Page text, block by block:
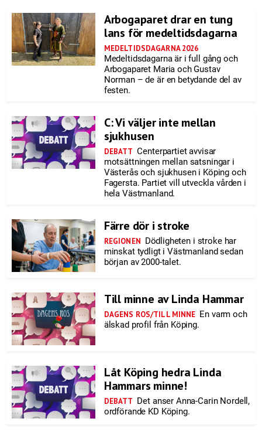
Arbogaparet drar en tung
lans för medeltidsdagarna
MEDELTIDSDAGARNA 2026
Medeltidsdagarna är i full gång och
Arbogaparet Maria och Gustav
Norman – de är en betydande del av
festen.
C: Vi väljer inte mellan
sjukhusen
DEBATT Centerpartiet avvisar
motsättningen mellan satsningar i
Västerås och sjukhusen i Köping och
Fagersta. Partiet vill utveckla vården i
hela Västmanland.
Färre dör i stroke
REGIONEN Dödligheten i stroke har
minskat tydligt i Västmanland sedan
början av 2000-talet.
Till minne av Linda Hammar
DAGENS ROS/TILL MINNE En varm och
älskad profil från Köping.
Låt Köping hedra Linda
Hammars minne!
DEBATT Det anser Anna-Carin Nordell,
ordförande KD Köping.